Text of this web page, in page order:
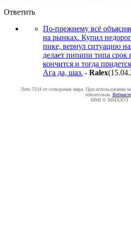
Ответить
По-прежнему всё
на рынках. Купил
пике, вернул ситуацию
делает пипипи типа срок
кончится и тогда
Ага да, щаз. - Ralex
Лето 7534 от сотворения мира. При использовании
обязательна.
MMI © MMXXVI